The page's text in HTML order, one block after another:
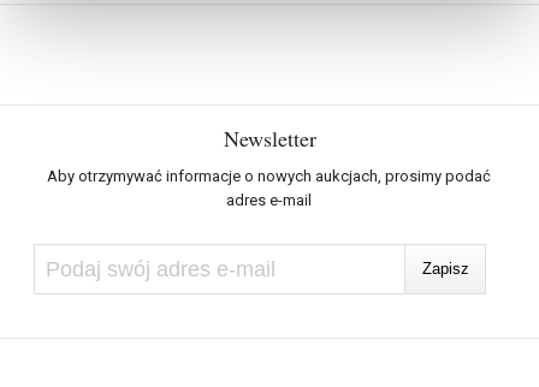
Newsletter
Aby otrzymywać informacje o nowych aukcjach, prosimy podać
adres e-mail